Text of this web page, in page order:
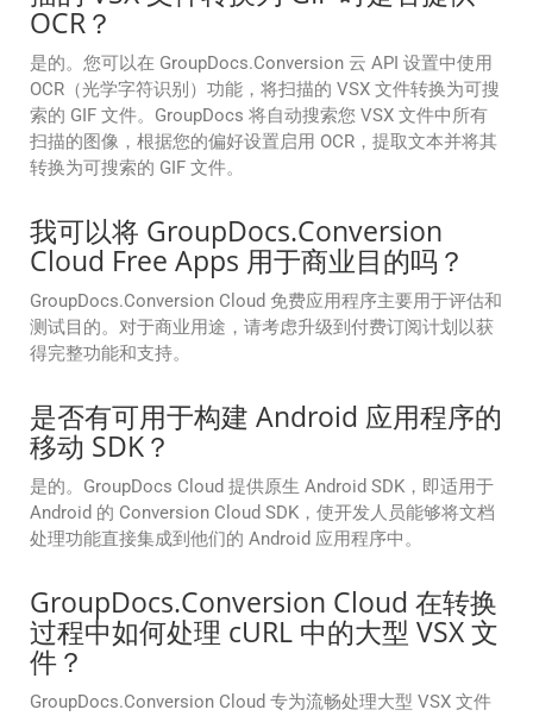
OCR？
是的。您可以在 GroupDocs.Conversion 云 API 设置中使用
OCR（光学字符识别）功能，将扫描的 VSX 文件转换为可搜
索的 GIF 文件。GroupDocs 将自动搜索您 VSX 文件中所有
扫描的图像，根据您的偏好设置启用 OCR，提取文本并将其
转换为可搜索的 GIF 文件。
我可以将 GroupDocs.Conversion
Cloud Free Apps 用于商业目的吗？
GroupDocs.Conversion Cloud 免费应用程序主要用于评估和
测试目的。对于商业用途，请考虑升级到付费订阅计划以获
得完整功能和支持。
是否有可用于构建 Android 应用程序的
移动 SDK？
是的。GroupDocs Cloud 提供原生 Android SDK，即适用于
Android 的 Conversion Cloud SDK，使开发人员能够将文档
处理功能直接集成到他们的 Android 应用程序中。
GroupDocs.Conversion Cloud 在转换
过程中如何处理 cURL 中的大型 VSX 文
件？
GroupDocs.Conversion Cloud 专为流畅处理大型 VSX 文件